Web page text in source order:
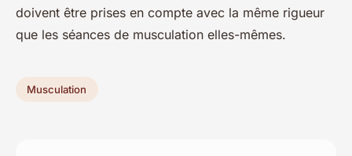
doivent être prises en compte avec la même rigueur
que les séances de musculation elles-mêmes.
Musculation